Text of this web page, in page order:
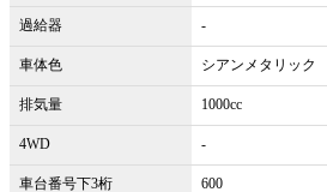
過給器 -
車体色 シアンメタリック
排気量 1000cc
4WD -
車台番号下3桁 600